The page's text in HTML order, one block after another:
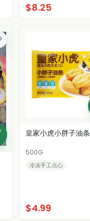
$8.25
皇家小虎小胖子油条
500G
冷冻手工点心
$4.99